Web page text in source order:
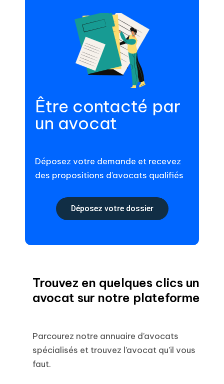
Être contacté par
un avocat
Déposez votre demande et recevez
des propositions d’avocats qualifiés
Déposez votre dossier
Trouvez en quelques clics un
avocat sur notre plateforme
Parcourez notre annuaire d’avocats
spécialisés et trouvez l’avocat qu’il vous
faut.